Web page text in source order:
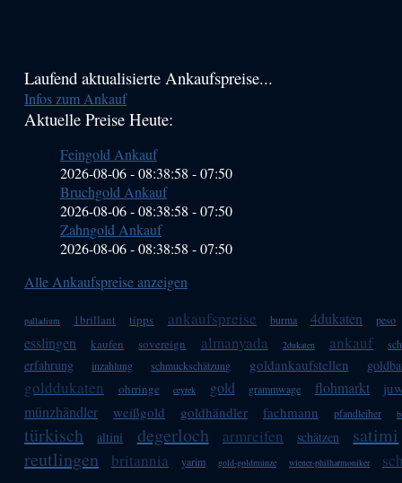
Haupt-
Sidebar
Laufend aktualisierte Ankaufspreise...
Infos zum Ankauf
Aktuelle Preise Heute:
Feingold Ankauf
2026-08-06 - 08:38:58 -07:50
Bruchgold Ankauf
2026-08-06 - 08:38:58 -07:50
Zahngold Ankauf
2026-08-06 - 08:38:58 -07:50
Alle Ankaufspreise anzeigen
palladium 1brillant tipps ankaufspreise burma 4dukaten peso
esslingen kaufen sovereign almanyada 2dukaten ankauf
erfahrung inzahlung schmuckschätzung goldankaufstellen
golddukaten ohrringe ceyrek gold grammwage flohmarkt
münzhändler weißgold goldhändler fachmann pfandleiher
türkisch altini degerloch armreifen schätzen
satimi
reutlingen
britannia yarim gold-goldmünze wiener-philharmoniker